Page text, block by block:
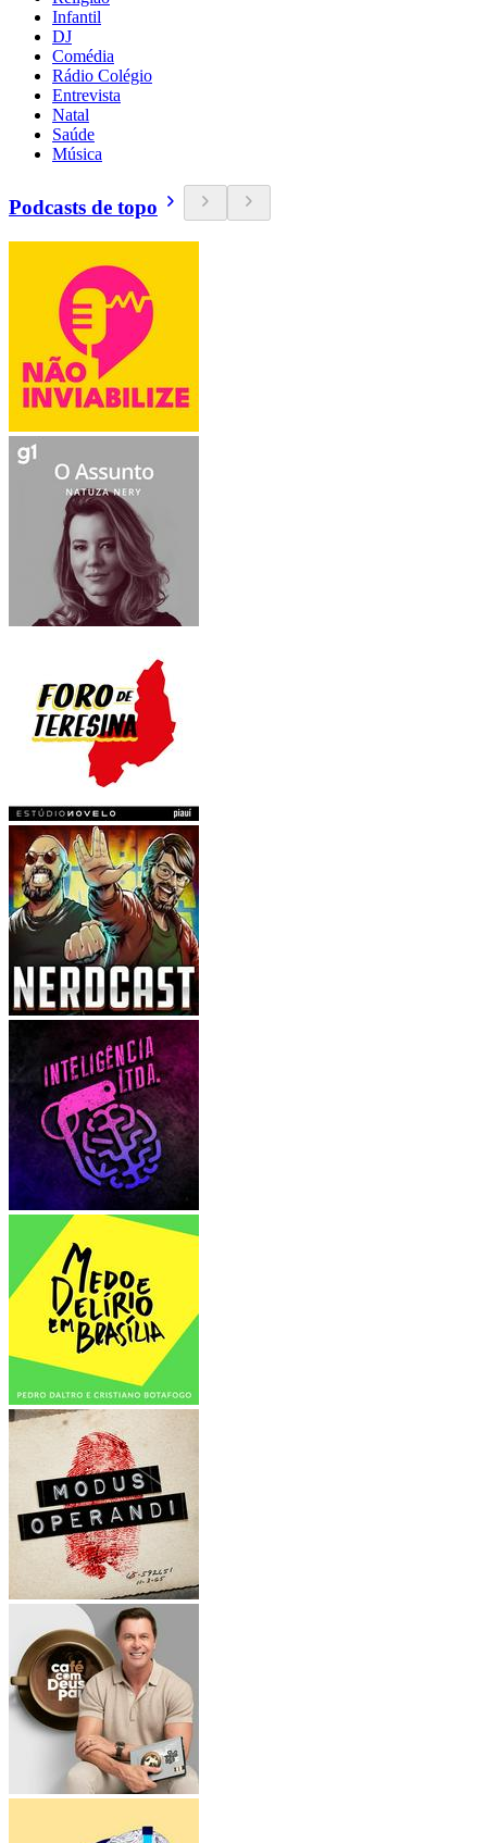
Infantil
DJ
Comédia
Rádio Colégio
Entrevista
Natal
Saúde
Música
Podcasts de topo